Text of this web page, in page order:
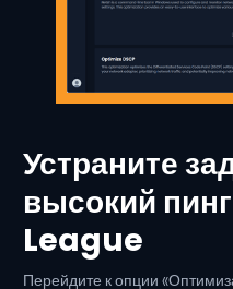
Устраните
высокий
League
Перейдите к опции